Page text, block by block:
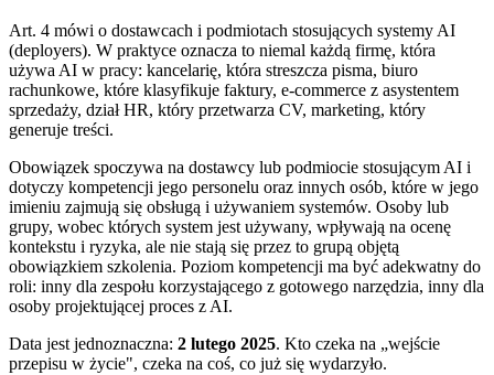
Art. 4 mówi o dostawcach i podmiotach stosujących systemy AI
(deployers). W praktyce oznacza to niemal każdą firmę, która
używa AI w pracy: kancelarię, która streszcza pisma, biuro
rachunkowe, które klasyfikuje faktury, e-commerce z asystentem
sprzedaży, dział HR, który przetwarza CV, marketing, który
generuje treści.
Obowiązek spoczywa na dostawcy lub podmiocie stosującym AI i
dotyczy kompetencji jego personelu oraz innych osób, które w jego
imieniu zajmują się obsługą i używaniem systemów. Osoby lub
grupy, wobec których system jest używany, wpływają na ocenę
kontekstu i ryzyka, ale nie stają się przez to grupą objętą
obowiązkiem szkolenia. Poziom kompetencji ma być adekwatny do
roli: inny dla zespołu korzystającego z gotowego narzędzia, inny dla
osoby projektującej proces z AI.
Data jest jednoznaczna: 2 lutego 2025. Kto czeka na „wejście
przepisu w życie", czeka na coś, co już się wydarzyło.